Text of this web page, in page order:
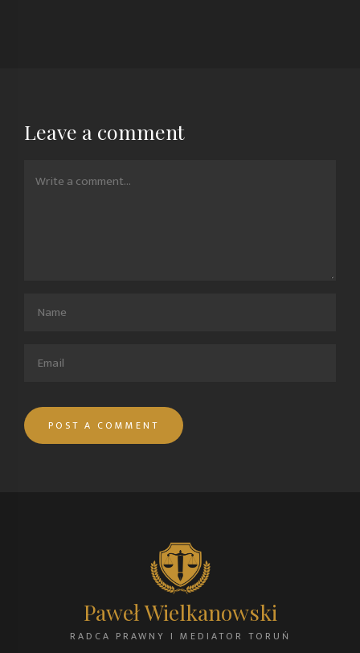
Leave a comment
Paweł Wielkanowski
RADCA PRAWNY I MEDIATOR TORUŃ